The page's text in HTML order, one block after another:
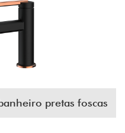
pretas foscas